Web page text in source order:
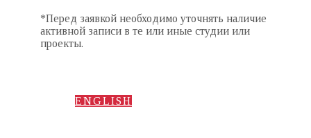
*Перед заявкой необходимо уточнять наличие
активной записи в те или иные студии или
проекты.
ENGLISH